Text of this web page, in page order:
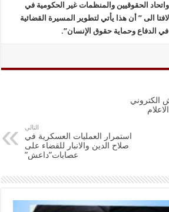
واتحاد الحقوقيين والمنظمات غير الحكومية في
الى ” أن هذا يأتي لتطوير المسيرة القضائية
في الدفاع وحماية حقوق الإنسان”.
الكتروني
التالي
استمرار العمليات العسكرية في
صلاح الدين والانبار للقضاء على
عصابات”داعش”